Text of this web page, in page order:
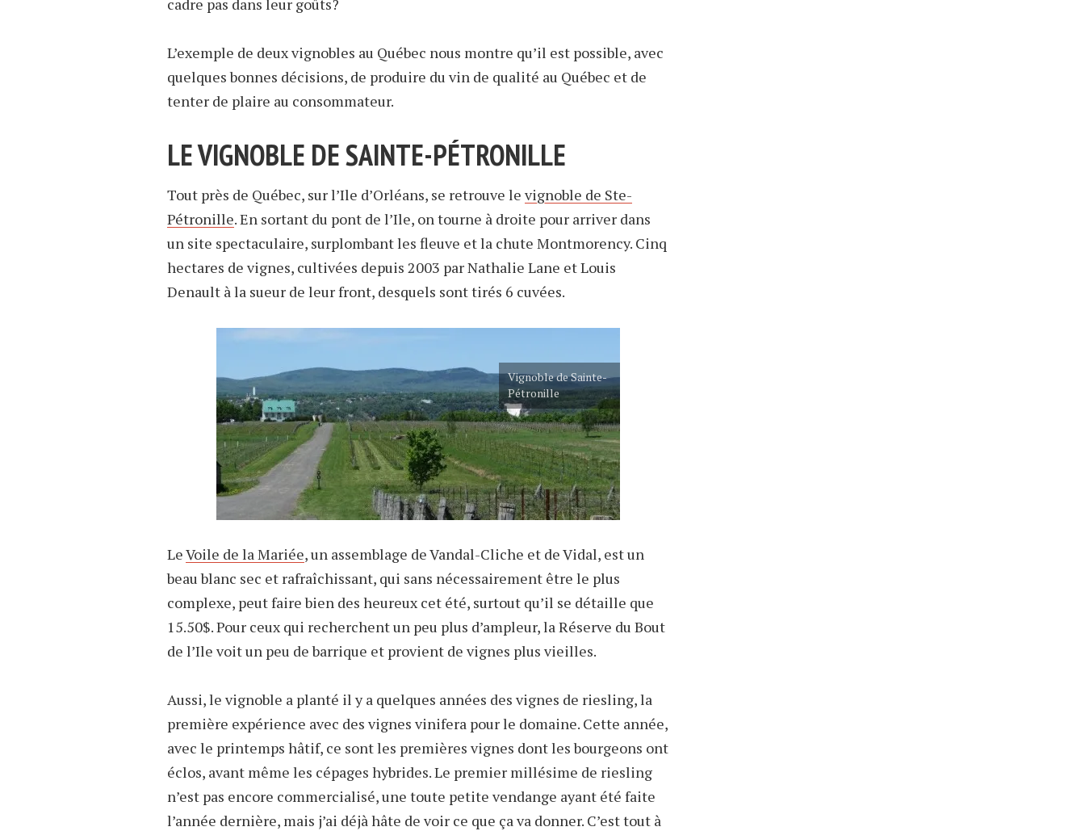
cadre pas dans leur goûts?
L’exemple de deux vignobles au Québec nous montre qu’il est possible, avec
quelques bonnes décisions, de produire du vin de qualité au Québec et de
tenter de plaire au consommateur.
LE VIGNOBLE DE SAINTE-PÉTRONILLE
Tout près de Québec, sur l’Ile d’Orléans, se retrouve le vignoble de Ste-
Pétronille. En sortant du pont de l’Ile, on tourne à droite pour arriver dans
un site spectaculaire, surplombant les fleuve et la chute Montmorency. Cinq
hectares de vignes, cultivées depuis 2003 par Nathalie Lane et Louis
Denault à la sueur de leur front, desquels sont tirés 6 cuvées.
Vignoble de Sainte-
Pétronille
LeVoile de la Mariée, un assemblage de Vandal-Cliche et de Vidal, est un
beau blanc sec et rafraîchissant, qui sans nécessairement être le plus
complexe, peut faire bien des heureux cet été, surtout qu’il se détaille que
15.50$. Pour ceux qui recherchent un peu plus d’ampleur, la Réserve du Bout
de l’Ile voit un peu de barrique et provient de vignes plus vieilles.
Aussi, le vignoble a planté il y a quelques années des vignes de riesling, la
première expérience avec des vignes vinifera pour le domaine. Cette année,
avec le printemps hâtif, ce sont les premières vignes dont les bourgeons ont
éclos, avant même les cépages hybrides. Le premier millésime de riesling
n’est pas encore commercialisé, une toute petite vendange ayant été faite
l’année dernière, mais j’ai déjà hâte de voir ce que ça va donner. C’est tout à